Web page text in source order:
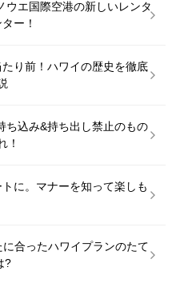
ウエ国際空港の新しいレンタ
ー！
り前！ハワイの歴史を徹底
ち込み&持ち出し禁止のもの
！
に。マナーを知って楽しも
合ったハワイプランのたて
?